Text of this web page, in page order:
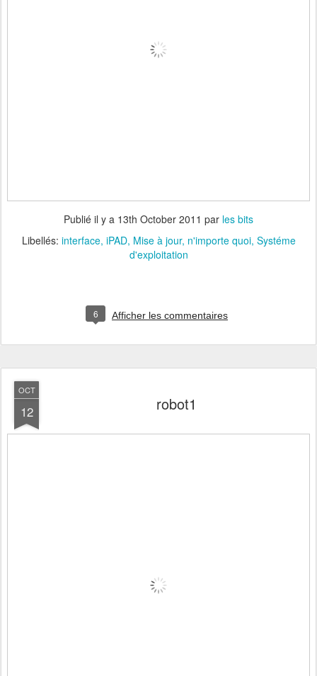
Publié il y a 13th October 2011 par les bits
Libellés: interface iPAD Mise à jour n'importe quoi Systéme
d'exploitation
6 Afficher les commentaires
OCT
12 robot1